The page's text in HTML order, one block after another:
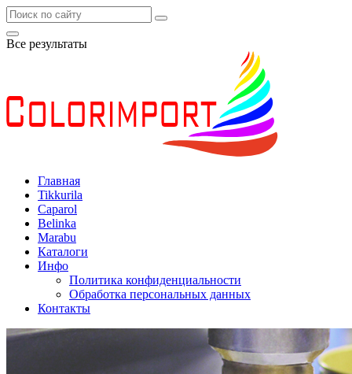
Все результаты
Главная
Tikkurila
Caparol
Belinka
Marabu
Каталоги
Инфо
Политика конфиденциальности
Обработка персональных данных
Контакты